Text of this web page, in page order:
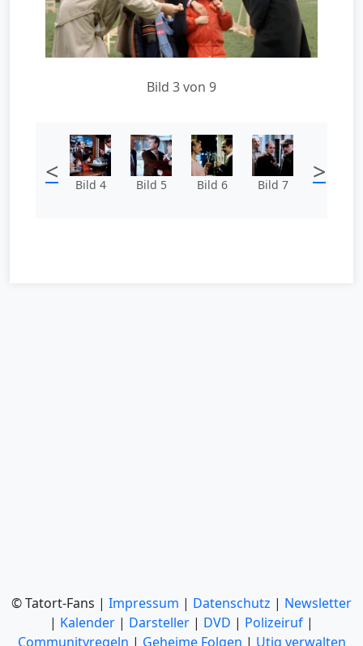
Bild 3 von 9
< Bild 4 Bild 5 Bild 6 Bild 7 >
© Tatort-Fans | Impressum | Datenschutz | Newsletter
| Kalender | Darsteller | DVD | Polizeiruf |
Communityregeln | Geheime Folgen | Utiq verwalten